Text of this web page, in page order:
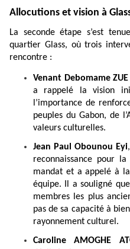
Allocutions et vision à
La seconde étape s’est
quartier Glass, où trois
rencontre :
Venant Debomame ZUE
a rappelé la vision
l’importance de
peuples du Gabon, de
valeurs culturelles.
Jean Paul Obounou Eyi
reconnaissance pour
mandat et a appelé à
équipe. Il a souligné
membres les plus
pas de sa capacité à
rayonnement culturel.
Caroline AMOGHE